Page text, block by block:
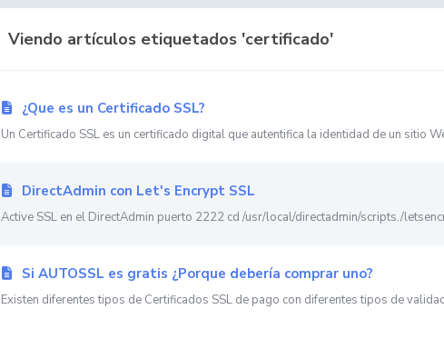
Viendo artículos etiquetados 'certificado'
¿Que es un Certificado SSL?
Un Certificado SSL es un certificado digital que autentifica la identidad de un sitio
DirectAdmin con Let's Encrypt SSL
Active SSL en el DirectAdmin puerto 2222 cd /usr/local/directadmin/scripts./
Si AUTOSSL es gratis ¿Porque debería comprar uno?
Existen diferentes tipos de Certificados SSL de pago con diferentes tipos de